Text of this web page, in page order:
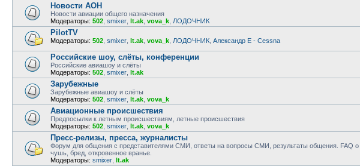
Новости АОН
Новости авиации общего назначения
Модераторы: 502 smixer lt.ak vova_k ЛОДОЧНИК
PilotTV
Модераторы: 502 smixer lt.ak vova_k ЛОДОЧНИК Александр E - Cessna
Российские шоу, слёты, конференции
Российские авиашоу и слёты
Модераторы: 502 smixer lt.ak
Зарубежные
Зарубежные авиашоу и слёты
Модераторы: 502 smixer lt.ak vova_k
Авиационные происшествия
Предпосылки к летным происшествиям, летные происшествия
Модераторы: 502 smixer lt.ak vova_k
Пресс-релизы, пресса, журналисты
Форум для общения с представителями СМИ, ответы на вопросы СМИ, результаты общения. FAQ о
чушь, бред, откровенное вранье.
Модераторы: smixer lt.ak